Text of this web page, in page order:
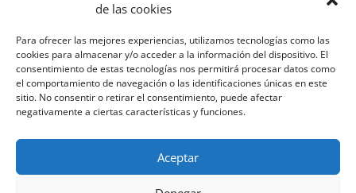
de las cookies
Para ofrecer las mejores experiencias, utilizamos tecnologías como las
cookies para almacenar y/o acceder a la información del dispositivo. El
consentimiento de estas tecnologías nos permitirá procesar datos como
el comportamiento de navegación o las identificaciones únicas en este
sitio. No consentir o retirar el consentimiento, puede afectar
negativamente a ciertas características y funciones.
Aceptar

Whapsap: 607344916